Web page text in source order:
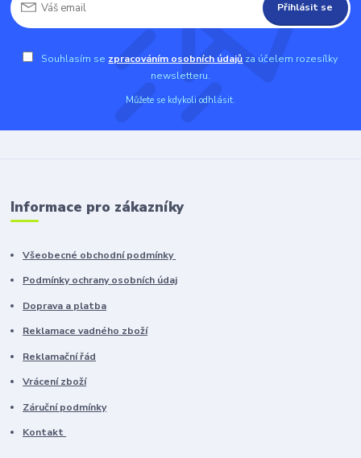
Přihlásit se
Souhlasím se zpracováním osobních údajů za účelem rozesílky
newsletteru.
Můžete se kdykoli odhlásit.
Informace pro zákazníky
Všeobecné obchodní podmínky
Podmínky ochrany osobních údaj
Doprava a platba
Reklamace vadného zboží
Reklamační řád
Vrácení zboží
Záruční podmínky
Kontakt